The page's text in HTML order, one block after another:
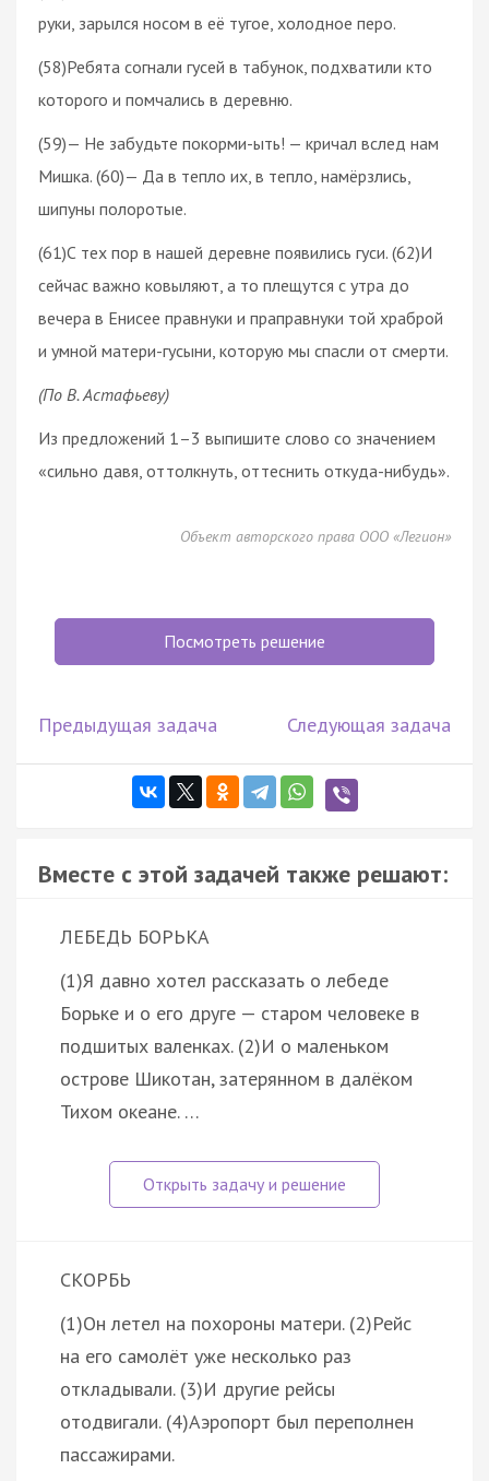
руки, зарылся носом в её тугое, холодное перо.
(58)Ребята согнали гусей в табунок, подхватили кто
которого и помчались в деревню.
(59)— Не забудьте покорми-ыть! — кричал вслед нам
Мишка. (60)— Да в тепло их, в тепло, намёрзлись,
шипуны полоротые.
(61)С тех пор в нашей деревне появились гуси. (62)И
сейчас важно ковыляют, а то плещутся с утра до
вечера в Енисее правнуки и праправнуки той храброй
и умной матери-гусыни, которую мы спасли от смерти.
(По В. Астафьеву)
Из предложений 1–3 выпишите слово со значением
«сильно давя, оттолкнуть, оттеснить откуда-нибудь».
Объект авторского права ООО «Легион»
Посмотреть решение
Предыдущая задача Следующая задача
Вместе с этой задачей также решают:
ЛЕБЕДЬ БОРЬКА
(1)Я давно хотел рассказать о лебеде
Борьке и о его друге — старом человеке в
подшитых валенках. (2)И о маленьком
острове Шикотан, затерянном в далёком
Тихом океане. …
СКОРБЬ
(1)Он летел на похороны матери. (2)Рейс
на его самолёт уже несколько раз
откладывали. (3)И другие рейсы
отодвигали. (4)Аэропорт был переполнен
пассажирами.